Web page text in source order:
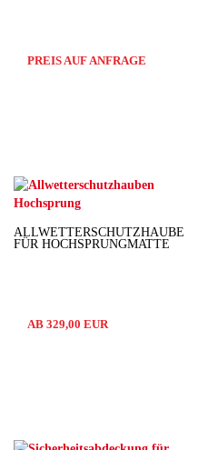
PREIS AUF ANFRAGE
ALLWETTERSCHUTZHAUBE
FÜR HOCHSPRUNGMATTE
AB 329,00 EUR